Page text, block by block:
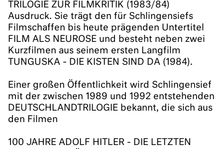
TRILOGIE ZUR FILMKRITIK (1983/84)
Ausdruck. Sie trägt den für Schlingensiefs
Filmschaffen bis heute prägenden Untertitel
FILM ALS NEUROSE und besteht neben zwei
Kurzfilmen aus seinem ersten Langfilm
TUNGUSKA - DIE KISTEN SIND DA (1984).
Einer großen Öffentlichkeit wird Schlingensief
mit der zwischen 1989 und 1992 entstehenden
DEUTSCHLANDTRILOGIE bekannt, die sich aus
den Filmen
100 JAHRE ADOLF HITLER - DIE LETZTEN